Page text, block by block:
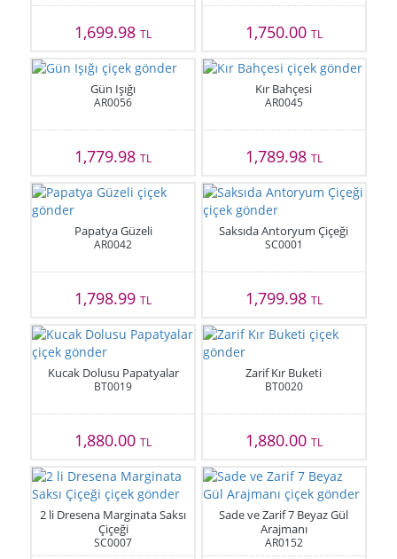
1,699.98TL 1,750.00 TL
Gün Işığı
AR0056
1,779.98TL
Kır Bahçesi
AR0045
1,789.98 TL
Papatya Güzeli
AR0042
1,798.99TL
Saksıda Antoryum Çiçeği
SC0001
1,799.98 TL
Kucak Dolusu Papatyalar
BT0019
1,880.00TL
Zarif Kır Buketi
BT0020
1,880.00 TL
2 li Dresena Marginata Saksı
Çiçeği
SC0007
Sade ve Zarif 7 Beyaz Gül
Arajmanı
AR0152